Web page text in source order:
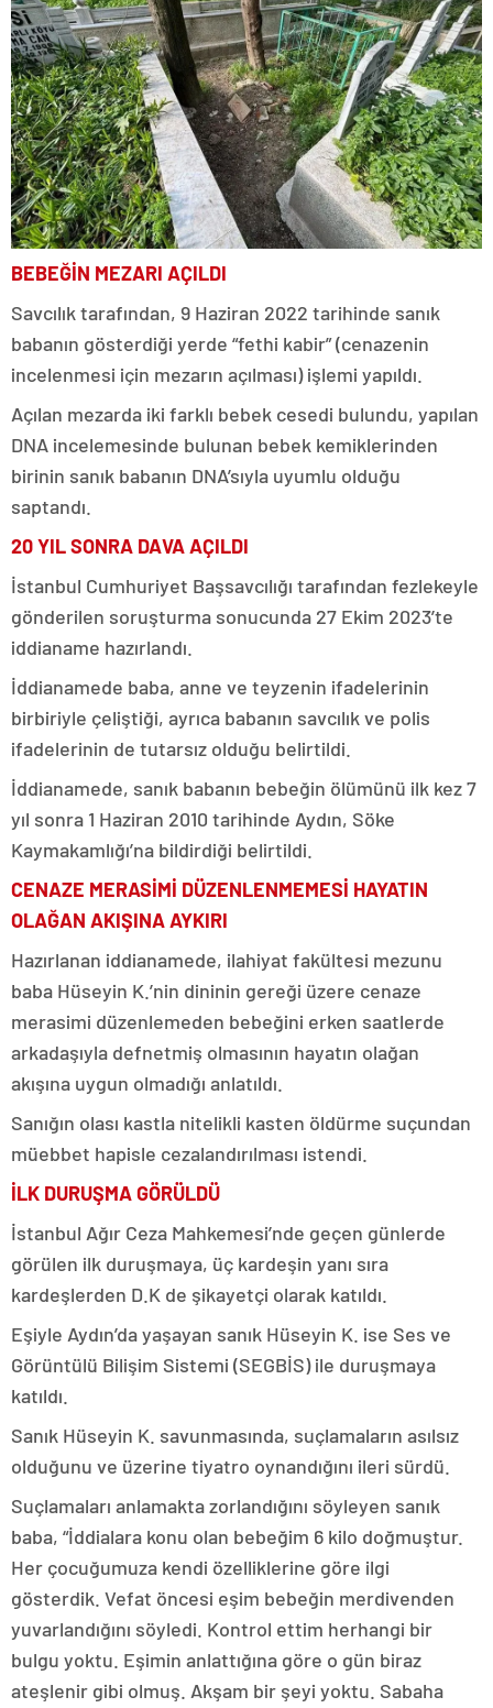
BEBEĞİN MEZARI AÇILDI
Savcılık tarafından, 9 Haziran 2022 tarihinde sanık
babanın gösterdiği yerde “fethi kabir” (cenazenin
incelenmesi için mezarın açılması) işlemi yapıldı.
Açılan mezarda iki farklı bebek cesedi bulundu, yapılan
DNA incelemesinde bulunan bebek kemiklerinden
birinin sanık babanın DNA’sıyla uyumlu olduğu
saptandı.
20 YIL SONRA DAVA AÇILDI
İstanbul Cumhuriyet Başsavcılığı tarafından fezlekeyle
gönderilen soruşturma sonucunda 27 Ekim 2023’te
iddianame hazırlandı.
İddianamede baba, anne ve teyzenin ifadelerinin
birbiriyle çeliştiği, ayrıca babanın savcılık ve polis
ifadelerinin de tutarsız olduğu belirtildi.
İddianamede, sanık babanın bebeğin ölümünü ilk kez 7
yıl sonra 1 Haziran 2010 tarihinde Aydın, Söke
Kaymakamlığı’na bildirdiği belirtildi.
CENAZE MERASİMİ DÜZENLENMEMESİ HAYATIN
OLAĞAN AKIŞINA AYKIRI
Hazırlanan iddianamede, ilahiyat fakültesi mezunu
baba Hüseyin K.’nin dininin gereği üzere cenaze
merasimi düzenlemeden bebeğini erken saatlerde
arkadaşıyla defnetmiş olmasının hayatın olağan
akışına uygun olmadığı anlatıldı.
Sanığın olası kastla nitelikli kasten öldürme suçundan
müebbet hapisle cezalandırılması istendi.
İLK DURUŞMA GÖRÜLDÜ
İstanbul Ağır Ceza Mahkemesi’nde geçen günlerde
görülen ilk duruşmaya, üç kardeşin yanı sıra
kardeşlerden D.K de şikayetçi olarak katıldı.
Eşiyle Aydın’da yaşayan sanık Hüseyin K. ise Ses ve
Görüntülü Bilişim Sistemi (SEGBİS) ile duruşmaya
katıldı.
Sanık Hüseyin K. savunmasında, suçlamaların asılsız
olduğunu ve üzerine tiyatro oynandığını ileri sürdü.
Suçlamaları anlamakta zorlandığını söyleyen sanık
baba, “İddialara konu olan bebeğim 6 kilo doğmuştur.
Her çocuğumuza kendi özelliklerine göre ilgi
gösterdik. Vefat öncesi eşim bebeğin merdivenden
yuvarlandığını söyledi. Kontrol ettim herhangi bir
bulgu yoktu. Eşimin anlattığına göre o gün biraz
ateşlenir gibi olmuş. Akşam bir şeyi yoktu. Sabaha